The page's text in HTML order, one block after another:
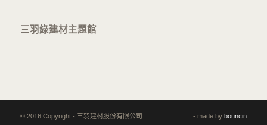
三羽綠建材主題館
© 2016 Copyright - 三羽建材股份有限公司 - made bybouncin